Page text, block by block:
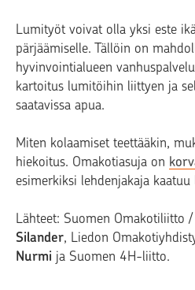
Lumityöt voivat olla yksi este
pärjäämiselle. Tällöin on
hyvinvointialueen
kartoitus lumitöihin liittyen ja
saatavissa apua.
Miten kolaamiset teettääkin,
hiekoitus. Omakotiasuja on
esimerkiksi lehdenjakaja
Lähteet: Suomen Omakotiliitto
Silander, Liedon
Nurmi ja Suomen 4H-liitto.